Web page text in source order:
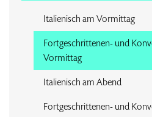
Italienisch am Vormittag
Fortgeschrittenen- und
Vormittag
Italienisch am Abend
Fortgeschrittenen- und